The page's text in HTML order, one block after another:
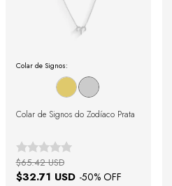
Colar de Signos:
Colar de Signos do Zodíaco Prata
$32.71 USD -50% OFF
$65.42 USD